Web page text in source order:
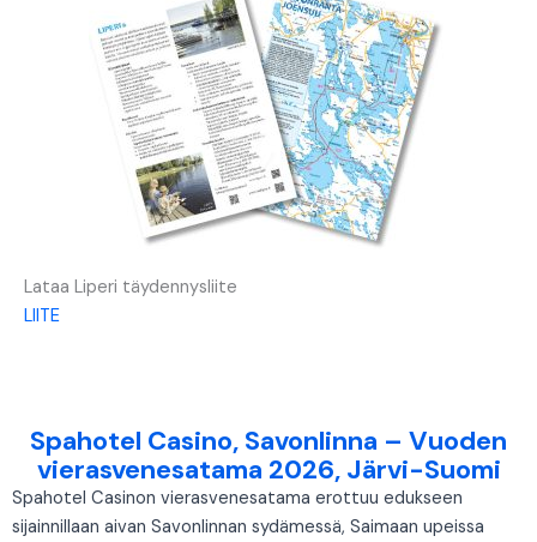
Lataa Liperi täydennysliite
LIITE
Spahotel Casino, Savonlinna – Vuoden
vierasvenesatama 2026, Järvi-Suomi
Spahotel Casinon vierasvenesatama erottuu edukseen
sijainnillaan aivan Savonlinnan sydämessä, Saimaan upeissa